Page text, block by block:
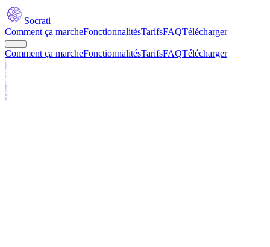
Socrati
Comment ça marcheFonctionnalitésTarifsFAQTélécharger
Comment ça marcheFonctionnalitésTarifsFAQTélécharger